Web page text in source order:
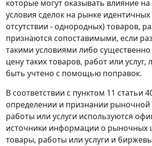
которые могут оказывать влияние
условия сделок на рынке
отсутствии - однородных) товаров,
признаются сопоставимыми, если
такими условиями либо существенно
цену таких товаров, работ или
быть учтено с помощью поправок.
В соответствии с пунктом 11 статьи
определении и признании рыночной
работы или услуги используются
источники информации о рыночных
товары, работы или услуги и